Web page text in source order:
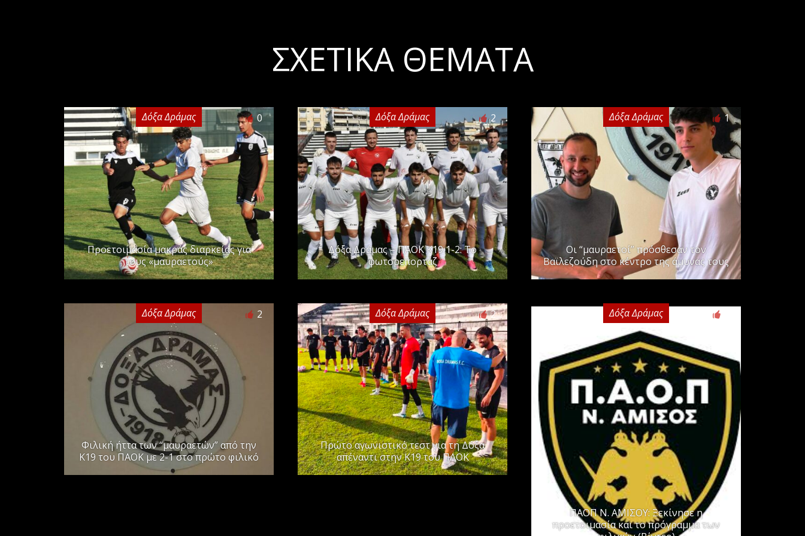
ΣΧΕΤΙΚΆ ΘΈΜΑΤΑ
Δόξα Δράμας 0
Προετοιμασία μακράς διαρκείας για
τους «μαυραετούς»
Δόξα Δράμας 2
Δόξα Δράμας – ΠΑΟΚ Κ19 1-2: Το
φωτορεπορτάζ
Δόξα Δράμας 1
Οι “μαυραετοί” πρόσθεσαν τον
Βαϊλεζούδη στο κέντρο της άμυνας τους
Δόξα Δράμας 2
Φιλική ήττα των “μαυραετών” από την
Κ19 του ΠΑΟΚ με 2-1 στο πρώτο φιλικό
Δόξα Δράμας 2
Πρώτο αγωνιστικό τεστ για τη Δόξα
απέναντι στην Κ19 του ΠΑΟΚ
Δόξα Δράμας
ΠΑΟΠ Ν. ΑΜΙΣΟΥ: Ξεκίνησε η
προετοιμασία και το πρόγραμμα των